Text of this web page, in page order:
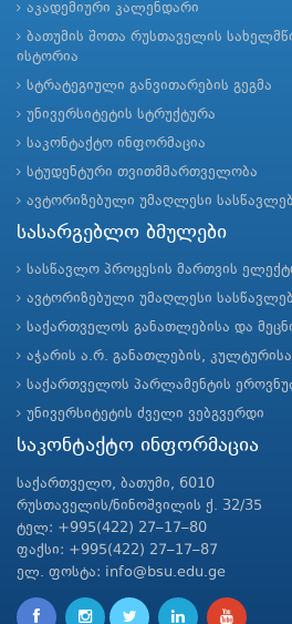
აკადემიური კალენდარი
ბათუმის შოთა რუსთაველის
ისტორია
სტრატეგიული განვითარების გეგმა
უნივერსიტეტის სტრუქტურა
საკონტაქტო ინფორმაცია
სტუდენტური თვითმმართველობა
ავტორიზებული უმაღლესი
სასარგებლო ბმულები
სასწავლო პროცესის მართვის
ავტორიზებული უმაღლესი
საქართველოს განათლებისა და
აჭარის ა.რ. განათლების,
საქართველოს პარლამენტის
უნივერსიტეტის ძველი ვებგვერდი
საკონტაქტო ინფორმაცია
საქართველო, ბათუმი, 6010
რუსთაველის/ნინოშვილის ქ. 32/35
ტელ: +995(422) 27–17–80
ფაქსი: +995(422) 27–17–87
ელ. ფოსტა: info@bsu.edu.ge